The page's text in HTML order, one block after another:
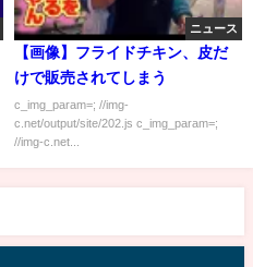
ニュース
【画像】フライドチキン、皮だ
けで販売されてしまう
c_img_param=; //img-
c.net/output/site/202.js c_img_param=;
//img-c.net...